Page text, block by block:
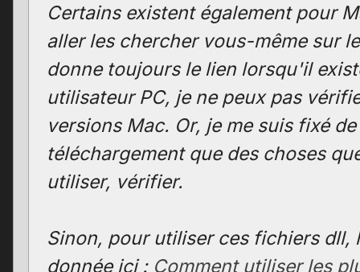
Certains existent également pour
aller les chercher vous-même sur
donne toujours le lien lorsqu'il
utilisateur PC, je ne peux pas
versions Mac. Or, je me suis fixé
téléchargement que des choses
utiliser, vérifier.
Sinon, pour utiliser ces fichiers dll,
donnée ici : Comment utiliser les